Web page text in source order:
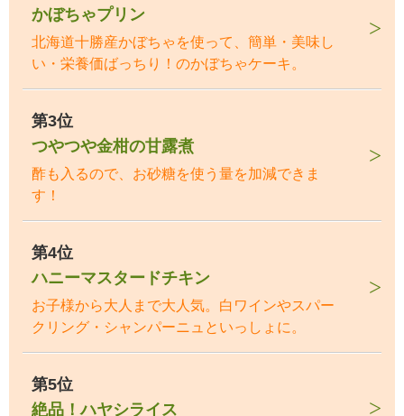
かぼちゃプリン
北海道十勝産かぼちゃを使って、簡単・美味し
い・栄養価ばっちり！のかぼちゃケーキ。
第3位
つやつや金柑の甘露煮
酢も入るので、お砂糖を使う量を加減できま
す！
第4位
ハニーマスタードチキン
お子様から大人まで大人気。白ワインやスパー
クリング・シャンパーニュといっしょに。
第5位
絶品！ハヤシライス